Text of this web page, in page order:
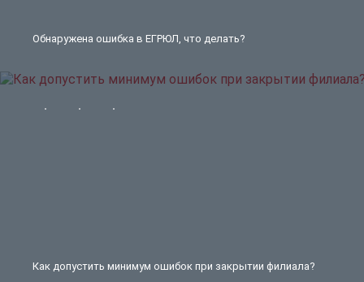
Обнаружена ошибка в ЕГРЮЛ, что делать?
Как допустить минимум ошибок при закрытии филиала?